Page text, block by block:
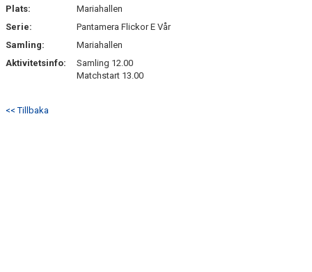
KONTAKT
Plats:
Mariahallen
Serie:
Pantamera Flickor E Vår
Samling:
Mariahallen
Aktivitetsinfo:
Samling 12.00
Matchstart 13.00
<< Tillbaka